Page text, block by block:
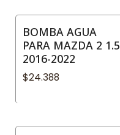
BOMBA AGUA
PARA MAZDA 2 1.5
2016-2022
$24.388